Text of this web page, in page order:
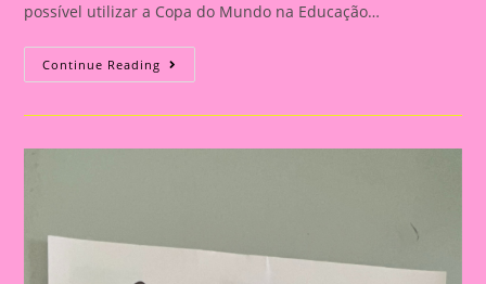
possível utilizar a Copa do Mundo na Educação…
Continue Reading Atividade
Natal
Copa